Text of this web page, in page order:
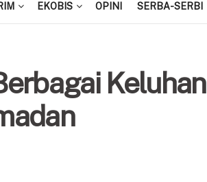
EKOBIS OPINI SERBA-SERBI
Keluhan